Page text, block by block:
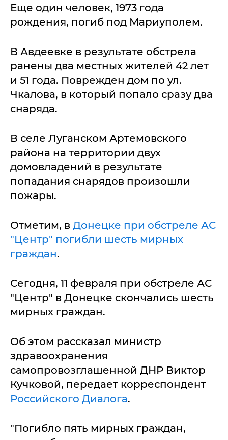
Еще один человек, 1973 года
рождения, погиб под Мариуполем.
В Авдеевке в результате обстрела
ранены два местных жителей 42 лет
и 51 года. Поврежден дом по ул.
Чкалова, в который попало сразу два
снаряда.
В селе Луганском Артемовского
района на территории двух
домовладений в результате
попадания снарядов произошли
пожары.
Отметим, в Донецке при обстреле АС
"Центр" погибли шесть мирных
граждан.
Сегодня, 11 февраля при обстреле АС
"Центр" в Донецке скончались шесть
мирных граждан.
Об этом рассказал министр
здравоохранения
самопровозглашенной ДНР Виктор
Кучковой, передает корреспондент
Российского Диалога.
"Погибло пять мирных граждан,